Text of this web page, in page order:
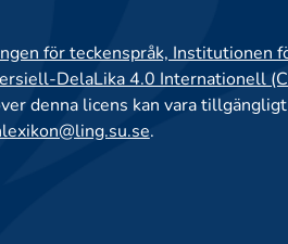
för teckenspråk, Institutionen
DelaLika 4.0 Internationell
denna licens kan vara
.